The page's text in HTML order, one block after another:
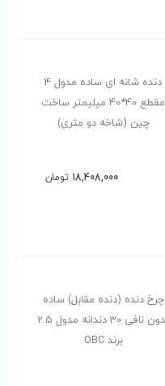
دنده شانه ای ساده مدول 4
مقطع 40*40 میلیمتر ساخت
چین (شاخه دو متری)
18,408,000 تومان
چرخ دنده (دنده مقابل) ساده
بدون نافی 30 دندانه مدول 2.5
برند OBC